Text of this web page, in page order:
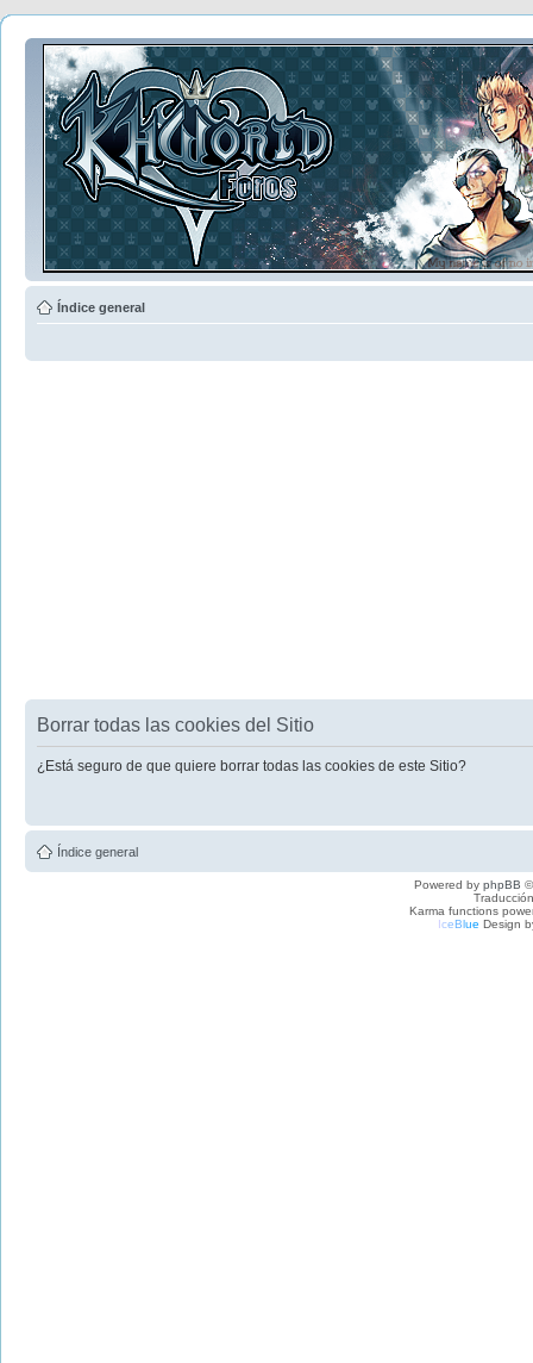
Índice general
Borrar todas las cookies del Sitio
¿Está seguro de que quiere borrar todas las cookies de este Sitio?
Índice general
Powered by phpBB
Karma functions
IceBlue Design